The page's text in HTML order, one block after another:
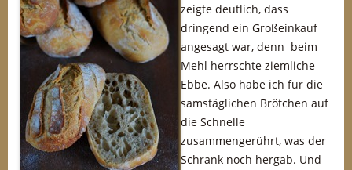
zeigte deutlich, dass
dringend ein Großeinkauf
angesagt war, denn beim
Mehl herrschte ziemliche
Ebbe. Also habe ich für die
samstäglichen Brötchen auf
die Schnelle
zusammengerührt, was der
Schrank noch hergab. Und